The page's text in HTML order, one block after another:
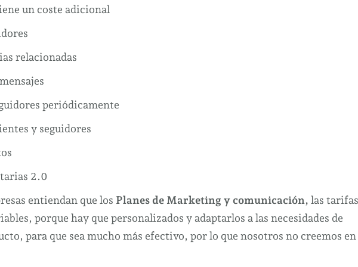
un coste adicional
relacionadas
periódicamente
y seguidores
2.0
entiendan que los Planes de Marketing y comunicación, las tarifas
porque hay que personalizados y adaptarlos a las necesidades de
para que sea mucho más efectivo, por lo que nosotros no creemos en